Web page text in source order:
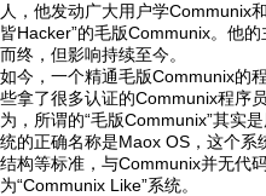
人，他发动广大用户学Communix
皆Hacker”的毛版Communix。他
而终，但影响持续至今。
如今，一个精通毛版Communix的
些拿了很多认证的Communix程序
为，所谓的“毛版Communix”其实
统的正确名称是Maox OS，这个
结构等标准，与Communix并无代
为“Communix Like”系统。